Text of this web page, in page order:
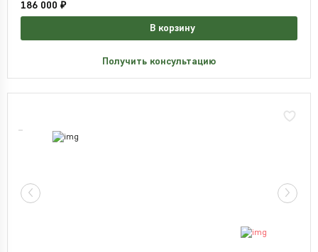
186 000 ₽
В корзину
Получить консультацию